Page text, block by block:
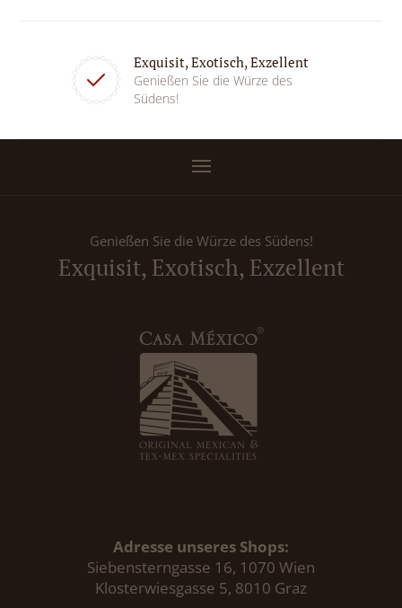
Exquisit, Exotisch, Exzellent
Genießen Sie die Würze des
Südens!
Genießen Sie die Würze des Südens!
Exquisit, Exotisch, Exzellent
Adresse unseres Shops:
Siebensterngasse 16, 1070 Wien
Klosterwiesgasse 5, 8010 Graz